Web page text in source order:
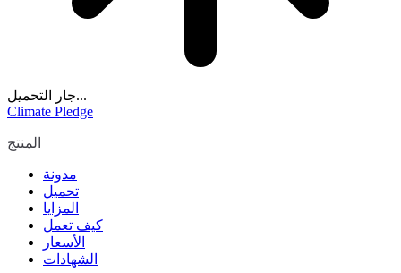
جار التحميل...
Climate Pledge
المنتج
مدونة
تحميل
المزايا
كيف تعمل
الأسعار
الشهادات